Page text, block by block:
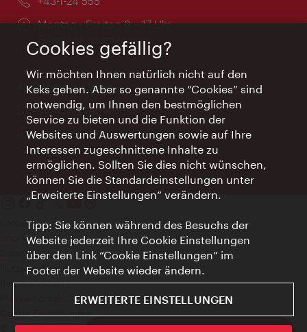
Öffnungszeiten:
Montag - Freitag 9 – 17 Uhr
Feiertags geschlossen
AI Concierge Wien
Ort:
concierge.wien.info
Öffnungszeiten:
Informationen rund um die Uhr
Kontakt
Impressum
Datenschutz
Nutzungsbedingungen
Barrierefreiheit
Cookie Einstellungen
© Copyright WienTourismus
Cookies gefällig?
Wir möchten Ihnen natürlich nicht auf den
Keks gehen. Aber so genannte “Cookies” sind
notwendig, um Ihnen den bestmöglichen
Service zu bieten und die Funktion der
Websites und Auswertungen sowie auf Ihre
Interessen zugeschnittene Inhalte zu
ermöglichen. Sollten Sie dies nicht wünschen,
können Sie die Standardeinstellungen unter
„Erweiterte Einstellungen“ verändern.
Tipp: Sie können während des Besuchs der
Website jederzeit Ihre Cookie Einstellungen
über den Link “Cookie Einstellungen” im
Footer der Website wieder ändern.
ERWEITERTE EINSTELLUNGEN